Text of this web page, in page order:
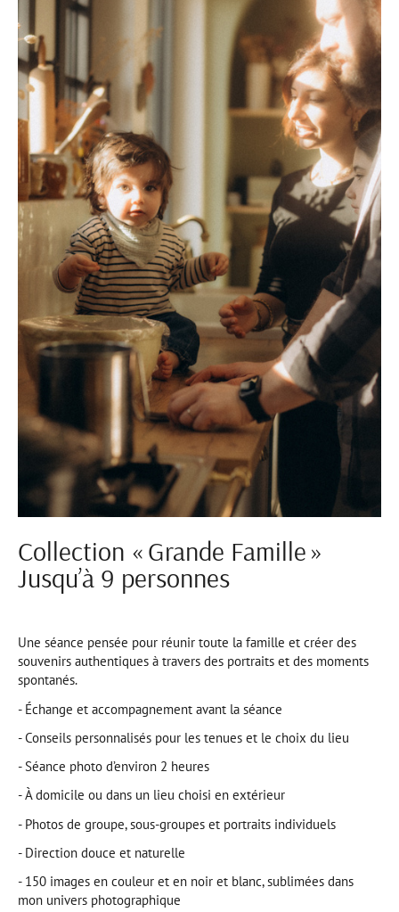
Collection « Grande Famille »
Jusqu’à 9 personnes
Une séance pensée pour réunir toute la famille et créer des
souvenirs authentiques à travers des portraits et des moments
spontanés.
- Échange et accompagnement avant la séance
- Conseils personnalisés pour les tenues et le choix du lieu
- Séance photo d’environ 2 heures
- À domicile ou dans un lieu choisi en extérieur
- Photos de groupe, sous-groupes et portraits individuels
- Direction douce et naturelle
- 150 images en couleur et en noir et blanc, sublimées dans
mon univers photographique